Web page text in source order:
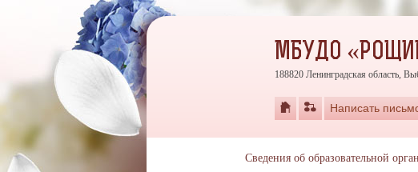
МБУДО
188820 Ленинградская область,
Написать
Сведения об образовательной